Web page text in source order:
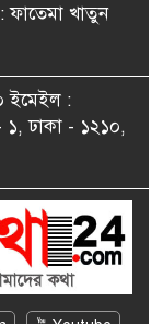
পুরস্কার
আলোকে
প্যারিসে
জীবন”
খাতুন
ইমেইল :
ঢাকা - ১২১০,